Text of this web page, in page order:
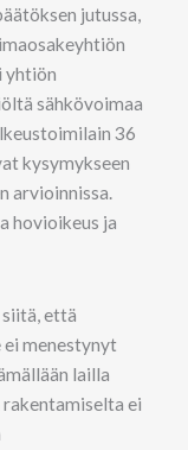
jutussa,
yhtiön
sähkövoimaa
36
kysymykseen
arvioinnissa.
hovioikeus ja
että
menestynyt
lailla
ei